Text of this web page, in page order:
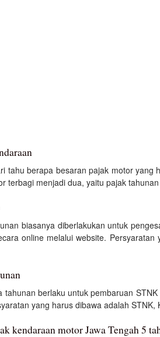
tahu berapa besaran pajak motor
terbagi menjadi dua, yaitu pajak
biasanya diberlakukan untuk
online melalui website.
tahunan berlaku untuk pembaruan
yang harus dibawa adalah
kendaraan motor Jawa Tengah 5